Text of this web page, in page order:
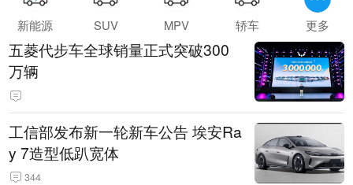
新能源 SUV MPV 轿车 更多
五菱代步车全球销量正式突破300
万辆
工信部发布新一轮新车公告 埃安Ra
y 7造型低趴宽体
344